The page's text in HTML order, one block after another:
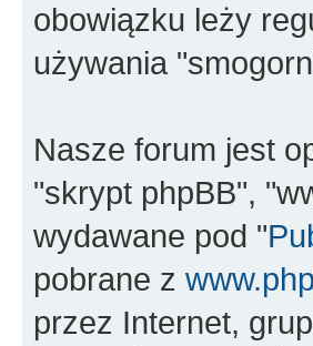
obowiązku leży
używania
Nasze forum jest
"skrypt phpBB",
wydawane pod "
pobrane z
przez Internet,